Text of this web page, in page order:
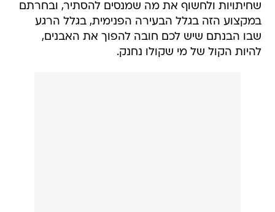
שחיתויות ולחשוף את מה שמנסים להסתיר, ובחרתם
במקצוע הזה בגלל הבעירה הפנימית, בגלל הרגע
שבו הבנתם שיש לכם חובה להפוך את האבנים,
להיות הקול של מי שקולו נחנק.